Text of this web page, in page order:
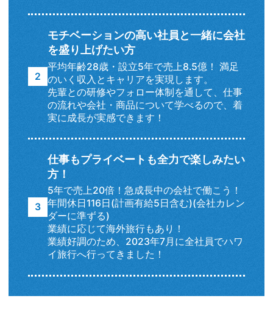
モチベーションの高い社員と一緒に会社
を盛り上げたい方
平均年齢28歳・設立5年で売上8.5億！ 満足
のいく収入とキャリアを実現します。
先輩との研修やフォロー体制を通して、仕事
の流れや会社・商品について学べるので、着
実に成長が実感できます！
仕事もプライベートも全力で楽しみたい
方！
5年で売上20倍！急成長中の会社で働こう！
年間休日116日(計画有給5日含む)(会社カレン
ダーに準ずる)
業績に応じて海外旅行もあり！
業績好調のため、2023年7月に全社員でハワ
イ旅行へ行ってきました！